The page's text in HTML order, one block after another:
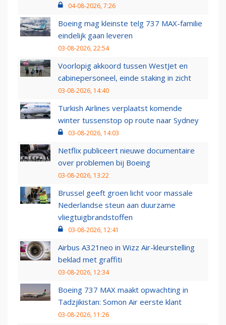
04-08-2026, 7:26
Boeing mag kleinste telg 737 MAX-familie
eindelijk gaan leveren
03-08-2026, 22:54
Voorlopig akkoord tussen WestJet en
cabinepersoneel, einde staking in zicht
03-08-2026, 14:40
Turkish Airlines verplaatst komende
winter tussenstop op route naar Sydney
03-08-2026, 14:03
Netflix publiceert nieuwe documentaire
over problemen bij Boeing
03-08-2026, 13:22
Brussel geeft groen licht voor massale
Nederlandse steun aan duurzame
vliegtuigbrandstoffen
03-08-2026, 12:41
Airbus A321neo in Wizz Air-kleurstelling
beklad met graffiti
03-08-2026, 12:34
Boeing 737 MAX maakt opwachting in
Tadzjikistan: Somon Air eerste klant
03-08-2026, 11:26